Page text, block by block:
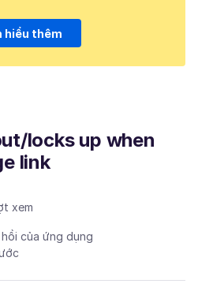
hiểu thêm
locks up when
link
xem
của ứng dụng